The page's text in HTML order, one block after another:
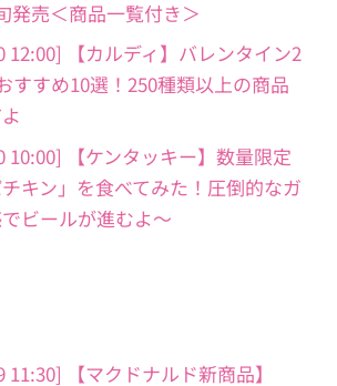
発売＜商品一覧付き＞
12:00] 【カルディ】バレンタイン2
すすめ10選！250種類以上の商品
10:00] 【ケンタッキー】数量限定
チキン」を食べてみた！圧倒的なガ
ビールが進むよ～
11:30] 【マクドナルド新商品】